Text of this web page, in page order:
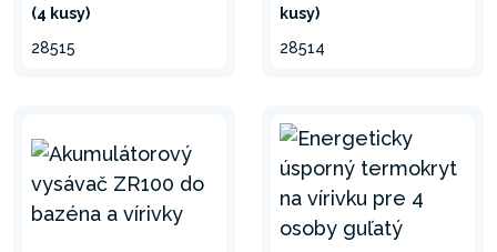
(4 kusy)
28515
kusy)
28514